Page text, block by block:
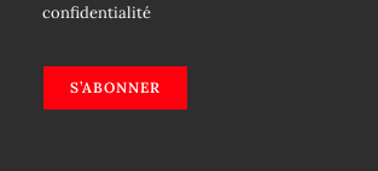
confidentialité
S’ABONNER